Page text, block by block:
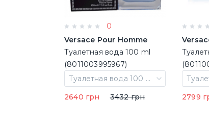
0
Versace Pour Homme
Туалетная вода 100 ml
(8011003995967)
Туалетная вода 100 ml
2640 грн
3432 грн
2799